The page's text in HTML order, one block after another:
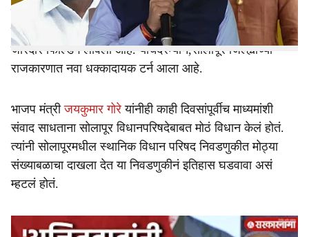
उमेदवारांबाबतचा सस्पेन्स कायम ठेवलेला आहे. तर दुसरीकडे सर्वच
इच्छुकांनीही 'अभी नही तो कभी नही'चा नारा देत विधान परिषदेसाठी
जोरदार फिल्डिंग लावली आहे. याचदरम्यान,सोलापूर जिल्ह्याच्या
राजकारणात नवा धक्कादायक टर्न आला आहे.
भाजप मंत्रीजयकुमार गोरेयांनीही काही दिवसांपूर्वीच माध्यमांशी
संवाद साधताना सोलापूर विधानपरिषदेबाबत मोठं विधान केलं होतं.
त्यांनी सोलापूरमधील स्थानिक विधान परिषद निवडणुकीत मोठ्या
संख्याबळाचा दाखला देत या निवडणुकीनं इतिहास घडवावा असं
म्हटलं होतं.